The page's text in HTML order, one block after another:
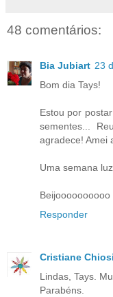
48 comentários:
Bia Jubiart 23
Bom dia Tays!
Estou por
sementes...
agradece! Amei
Uma semana
Beijoooooooooo
Responder
Cristiane
Lindas, Tays.
Parabéns.